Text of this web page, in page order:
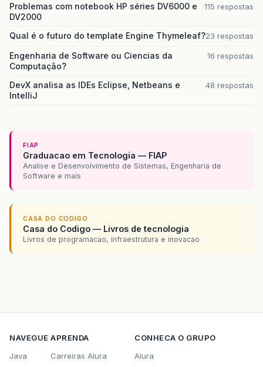
Problemas com notebook HP séries DV6000 e
DV2000
115 respostas
Qual é o futuro do template Engine Thymeleaf?23 respostas
Engenharia de Software ou Ciencias da
Computação?
16 respostas
DevX analisa as IDEs Eclipse, Netbeans e
IntelliJ
48 respostas
FIAP
Graduacao em Tecnologia — FIAP
Analise e Desenvolvimento de Sistemas, Engenharia de
Software e mais
CASA DO CODIGO
Casa do Codigo — Livros de tecnologia
Livros de programacao, infraestrutura e inovacao
NAVEGUE
Java
APRENDA
Carreiras Alura
CONHECA O GRUPO
Alura